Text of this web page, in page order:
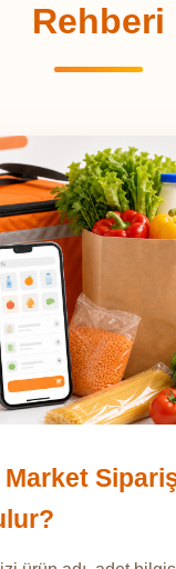
Rehberi